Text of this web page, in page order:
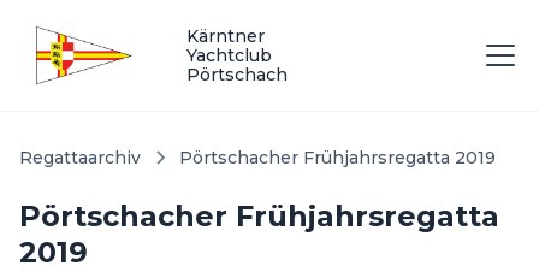
Kärntner
Yachtclub
Pörtschach
Regattaarchiv Pörtschacher Frühjahrsregatta 2019
Pörtschacher Frühjahrsregatta
2019